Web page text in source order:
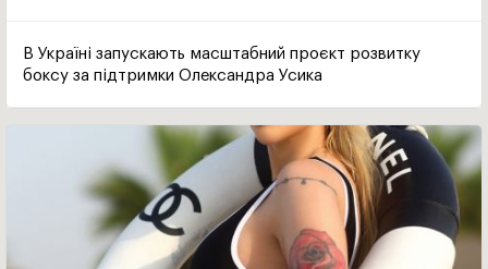
В Україні запускають масштабний проєкт розвитку
боксу за підтримки Олександра Усика